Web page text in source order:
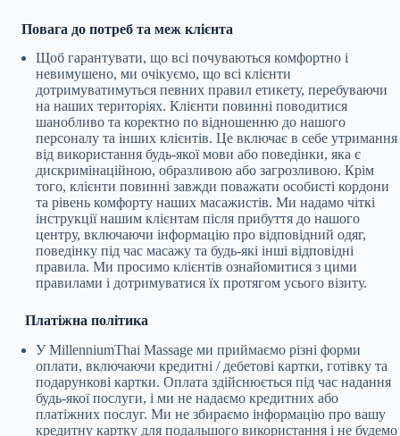
Повага до потреб та меж клієнта
Щоб гарантувати, що всі почуваються комфортно і
невимушено, ми очікуємо, що всі клієнти
дотримуватимуться певних правил етикету, перебуваючи
на наших територіях. Клієнти повинні поводитися
шанобливо та коректно по відношенню до нашого
персоналу та інших клієнтів. Це включає в себе утримання
від використання будь-якої мови або поведінки, яка є
дискримінаційною, образливою або загрозливою. Крім
того, клієнти повинні завжди поважати особисті кордони
та рівень комфорту наших масажистів. Ми надамо чіткі
інструкції нашим клієнтам після прибуття до нашого
центру, включаючи інформацію про відповідний одяг,
поведінку під час масажу та будь-які інші відповідні
правила. Ми просимо клієнтів ознайомитися з цими
правилами і дотримуватися їх протягом усього візиту.
Платіжна політика
У MillenniumThai Massage ми приймаємо різні форми
оплати, включаючи кредитні / дебетові картки, готівку та
подарункові картки. Оплата здійснюється під час надання
будь-якої послуги, і ми не надаємо кредитних або
платіжних послуг. Ми не збираємо інформацію про вашу
кредитну картку для подальшого використання і не будемо